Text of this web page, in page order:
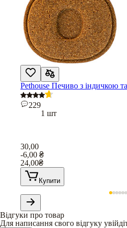
Pethouse Печиво з індичкою
229
1 шт
30,00
-6,00 ₴
24,00₴
Купити
Відгуки про товар
Для написання свого відгуку